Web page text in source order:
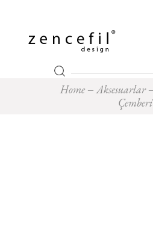
Search
for:
Home Aksesuarlar
Çemberi